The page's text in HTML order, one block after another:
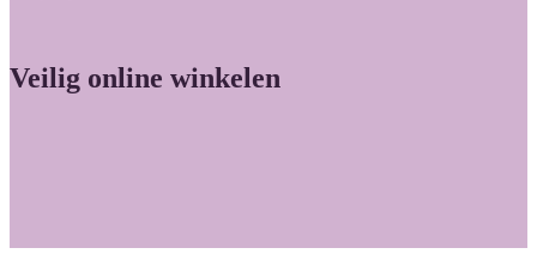
e
t
m
Veilig online winkelen